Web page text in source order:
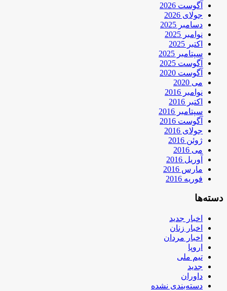
آگوست 2026
جولای 2026
دسامبر 2025
نوامبر 2025
اکتبر 2025
سپتامبر 2025
آگوست 2025
آگوست 2020
می 2020
نوامبر 2016
اکتبر 2016
سپتامبر 2016
آگوست 2016
جولای 2016
ژوئن 2016
می 2016
آوریل 2016
مارس 2016
فوریه 2016
دسته‌ها
اخبار جدید
اخبار زنان
اخبار مردان
اروپا
تیم ملی
جدید
داوران
دسته‌بندی نشده